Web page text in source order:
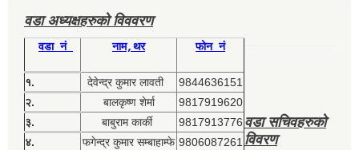
वडा अध्यक्षहरुको विववरण
वडा नं नाम,थर फोन नं
१. देवेन्द्र कुमार लावती
9844636151
२.
बालकृष्ण शेर्मा
9817919620
३.
बाबुराम कार्की
9817913776
४.
फगेन्द्र कुमार सम्बाहाम्फे 9806087261
वडा सचिवहरुको
विवरण